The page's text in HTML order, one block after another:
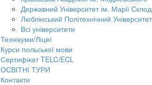
Державний Університет ім. Марії
Люблінський Політехнічний Університет
Всі університети
Технікуми/Ліцеї
Курси польської мови
Сертифікат TELC/ECL
ОСВІТНІ ТУРИ
Контакти